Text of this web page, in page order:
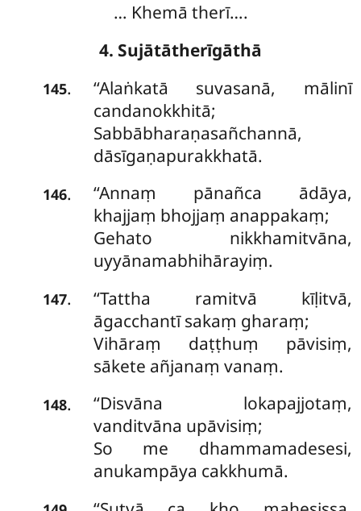
… Khemā therī….
4. Sujātātherīgāthā
145. ‘‘Alaṅkatā suvasanā, mālinī
candanokkhitā;
Sabbābharaṇasañchannā,
dāsīgaṇapurakkhatā.
146. ‘‘Annaṃ pānañca ādāya,
khajjaṃ bhojjaṃ anappakaṃ;
Gehato nikkhamitvāna,
uyyānamabhihārayiṃ.
147. ‘‘Tattha ramitvā kīḷitvā,
āgacchantī sakaṃ gharaṃ;
Vihāraṃ daṭṭhuṃ pāvisiṃ,
sākete añjanaṃ vanaṃ.
148. ‘‘Disvāna lokapajjotaṃ,
vanditvāna upāvisiṃ;
So me dhammamadesesi,
anukampāya cakkhumā.